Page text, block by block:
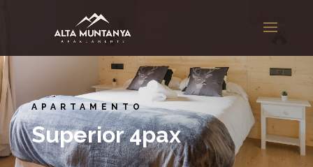
APARTAMENTO
Superior 4pax